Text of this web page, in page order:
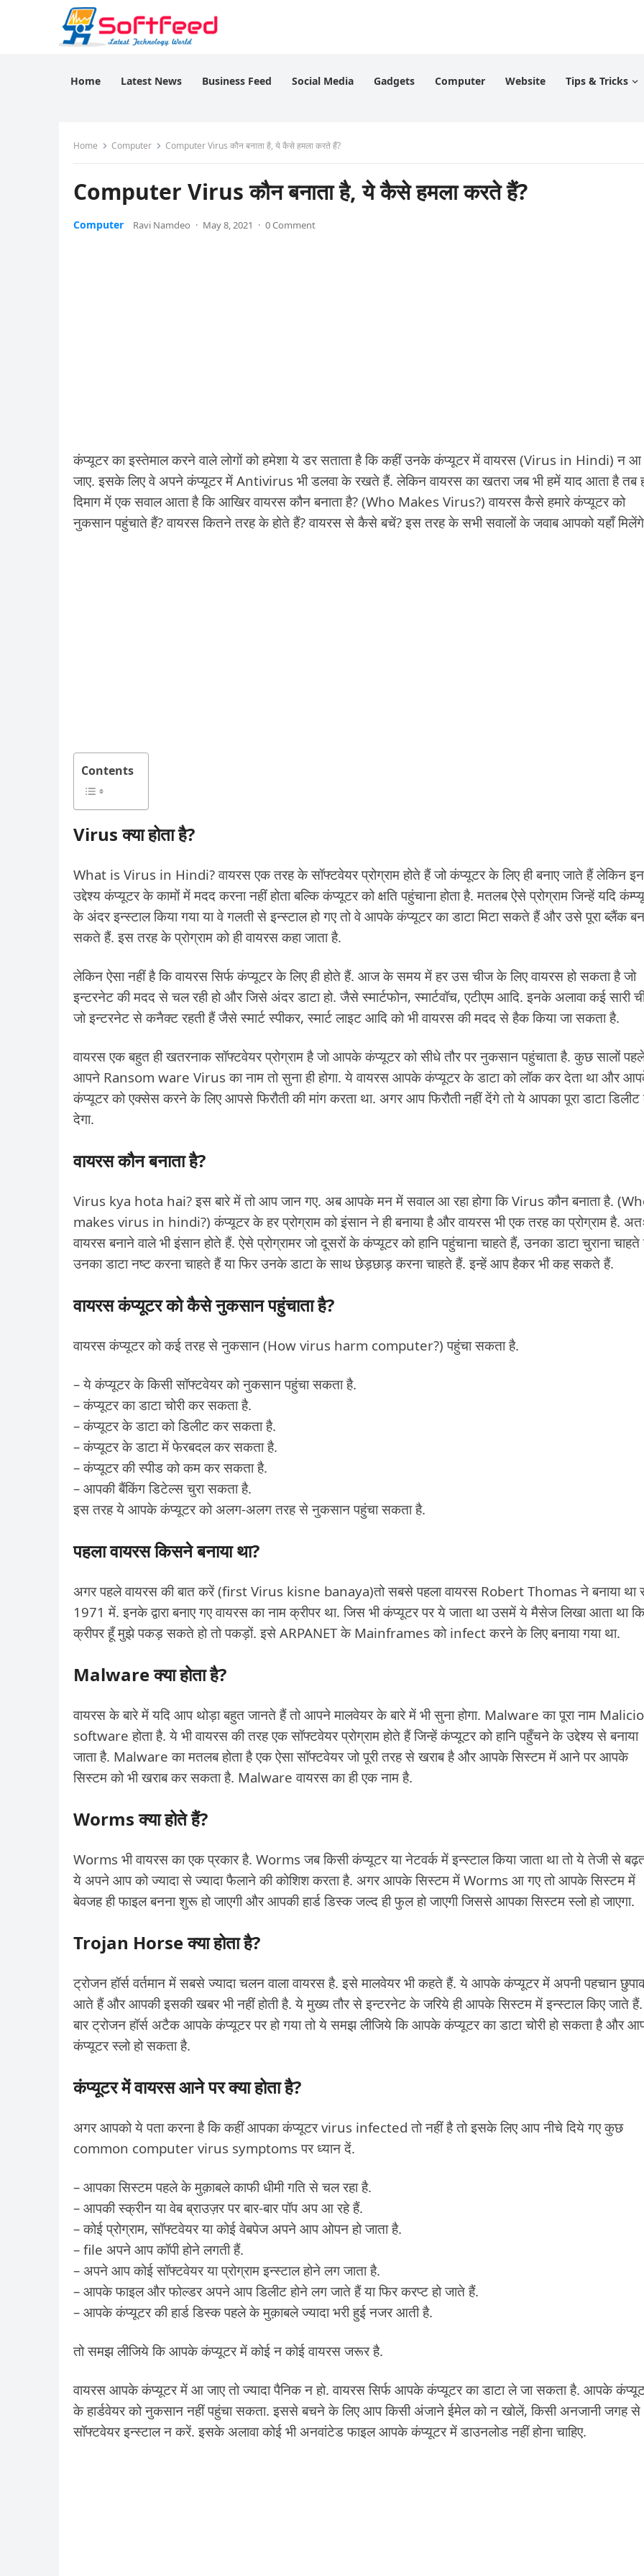
Home Latest News Business Feed Social Media Gadgets Computer Website Tips & Tricks
Home Computer Computer Virus कौन बनाता है, ये कैसे हमला करते हैं?
Computer Virus कौन बनाता है, ये कैसे हमला करते हैं?
Computer Ravi Namdeo · May 8, 2021 · 0 Comment
कंप्यूटर का इस्तेमाल करने वाले लोगों को हमेशा ये डर सताता है कि कहीं उनके कंप्यूटर में वायरस (Virus in Hindi) न आ
जाए. इसके लिए वे अपने कंप्यूटर में Antivirus भी डलवा के रखते हैं. लेकिन वायरस का खतरा जब भी हमें याद आता है तब
दिमाग में एक सवाल आता है कि आखिर वायरस कौन बनाता है? (Who Makes Virus?) वायरस कैसे हमारे कंप्यूटर को
नुकसान पहुंचाते हैं? वायरस कितने तरह के होते हैं? वायरस से कैसे बचें? इस तरह के सभी सवालों के जवाब आपको यहाँ
Contents
Virus क्या होता है?
What is Virus in Hindi? वायरस एक तरह के सॉफ्टवेयर प्रोग्राम होते हैं जो कंप्यूटर के लिए ही बनाए जाते हैं लेकिन
उद्देश्य कंप्यूटर के कामों में मदद करना नहीं होता बल्कि कंप्यूटर को क्षति पहुंचाना होता है. मतलब ऐसे प्रोग्राम जिन्हें यदि
के अंदर इन्स्टाल किया गया या वे गलती से इन्स्टाल हो गए तो वे आपके कंप्यूटर का डाटा मिटा सकते हैं और उसे पूरा ब्लैंक
सकते हैं. इस तरह के प्रोग्राम को ही वायरस कहा जाता है.
लेकिन ऐसा नहीं है कि वायरस सिर्फ कंप्यूटर के लिए ही होते हैं. आज के समय में हर उस चीज के लिए वायरस हो सकता है जो
इन्टरनेट की मदद से चल रही हो और जिसे अंदर डाटा हो. जैसे स्मार्टफोन, स्मार्टवॉच, एटीएम आदि. इनके अलावा कई सारी
जो इन्टरनेट से कनैक्ट रहती हैं जैसे स्मार्ट स्पीकर, स्मार्ट लाइट आदि को भी वायरस की मदद से हैक किया जा सकता है.
वायरस एक बहुत ही खतरनाक सॉफ्टवेयर प्रोग्राम है जो आपके कंप्यूटर को सीधे तौर पर नुकसान पहुंचाता है. कुछ सालों
आपने Ransom ware Virus का नाम तो सुना ही होगा. ये वायरस आपके कंप्यूटर के डाटा को लॉक कर देता था और
कंप्यूटर को एक्सेस करने के लिए आपसे फिरौती की मांग करता था. अगर आप फिरौती नहीं देंगे तो ये आपका पूरा डाटा
देगा.
वायरस कौन बनाता है?
Virus kya hota hai? इस बारे में तो आप जान गए. अब आपके मन में सवाल आ रहा होगा कि Virus कौन बनाता है.
makes virus in hindi?) कंप्यूटर के हर प्रोग्राम को इंसान ने ही बनाया है और वायरस भी एक तरह का प्रोग्राम है.
वायरस बनाने वाले भी इंसान होते हैं. ऐसे प्रोग्रामर जो दूसरों के कंप्यूटर को हानि पहुंचाना चाहते हैं, उनका डाटा चुराना चाहते
उनका डाटा नष्ट करना चाहते हैं या फिर उनके डाटा के साथ छेड़छाड़ करना चाहते हैं. इन्हें आप हैकर भी कह सकते हैं.
वायरस कंप्यूटर को कैसे नुकसान पहुंचाता है?
वायरस कंप्यूटर को कई तरह से नुकसान (How virus harm computer?) पहुंचा सकता है.
– ये कंप्यूटर के किसी सॉफ्टवेयर को नुकसान पहुंचा सकता है.
– कंप्यूटर का डाटा चोरी कर सकता है.
– कंप्यूटर के डाटा को डिलीट कर सकता है.
– कंप्यूटर के डाटा में फेरबदल कर सकता है.
– कंप्यूटर की स्पीड को कम कर सकता है.
– आपकी बैंकिंग डिटेल्स चुरा सकता है.
इस तरह ये आपके कंप्यूटर को अलग-अलग तरह से नुकसान पहुंचा सकता है.
पहला वायरस किसने बनाया था?
अगर पहले वायरस की बात करें (first Virus kisne banaya)तो सबसे पहला वायरस Robert Thomas ने बनाया था
1971 में. इनके द्वारा बनाए गए वायरस का नाम क्रीपर था. जिस भी कंप्यूटर पर ये जाता था उसमें ये मैसेज लिखा आता था
क्रीपर हूँ मुझे पकड़ सकते हो तो पकड़ों. इसे ARPANET के Mainframes को infect करने के लिए बनाया गया था.
Malware क्या होता है?
वायरस के बारे में यदि आप थोड़ा बहुत जानते हैं तो आपने मालवेयर के बारे में भी सुना होगा. Malware का पूरा नाम
software होता है. ये भी वायरस की तरह एक सॉफ्टवेयर प्रोग्राम होते हैं जिन्हें कंप्यूटर को हानि पहुँचने के उद्देश्य से बनाया
जाता है. Malware का मतलब होता है एक ऐसा सॉफ्टवेयर जो पूरी तरह से खराब है और आपके सिस्टम में आने पर आपके
सिस्टम को भी खराब कर सकता है. Malware वायरस का ही एक नाम है.
Worms क्या होते हैं?
Worms भी वायरस का एक प्रकार है. Worms जब किसी कंप्यूटर या नेटवर्क में इन्स्टाल किया जाता था तो ये तेजी से
ये अपने आप को ज्यादा से ज्यादा फैलाने की कोशिश करता है. अगर आपके सिस्टम में Worms आ गए तो आपके सिस्टम में
बेवजह ही फाइल बनना शुरू हो जाएगी और आपकी हार्ड डिस्क जल्द ही फुल हो जाएगी जिससे आपका सिस्टम स्लो हो जाएगा.
Trojan Horse क्या होता है?
ट्रोजन हॉर्स वर्तमान में सबसे ज्यादा चलन वाला वायरस है. इसे मालवेयर भी कहते हैं. ये आपके कंप्यूटर में अपनी पहचान
आते हैं और आपकी इसकी खबर भी नहीं होती है. ये मुख्य तौर से इन्टरनेट के जरिये ही आपके सिस्टम में इन्स्टाल किए जाते
बार ट्रोजन हॉर्स अटैक आपके कंप्यूटर पर हो गया तो ये समझ लीजिये कि आपके कंप्यूटर का डाटा चोरी हो सकता है और
कंप्यूटर स्लो हो सकता है.
कंप्यूटर में वायरस आने पर क्या होता है?
अगर आपको ये पता करना है कि कहीं आपका कंप्यूटर virus infected तो नहीं है तो इसके लिए आप नीचे दिये गए कुछ
common computer virus symptoms पर ध्यान दें.
– आपका सिस्टम पहले के मुक़ाबले काफी धीमी गति से चल रहा है.
– आपकी स्क्रीन या वेब ब्राउज़र पर बार-बार पॉप अप आ रहे हैं.
– कोई प्रोग्राम, सॉफ्टवेयर या कोई वेबपेज अपने आप ओपन हो जाता है.
– file अपने आप कॉपी होने लगती हैं.
– अपने आप कोई सॉफ्टवेयर या प्रोग्राम इन्स्टाल होने लग जाता है.
– आपके फाइल और फोल्डर अपने आप डिलीट होने लग जाते हैं या फिर करप्ट हो जाते हैं.
– आपके कंप्यूटर की हार्ड डिस्क पहले के मुक़ाबले ज्यादा भरी हुई नजर आती है.
तो समझ लीजिये कि आपके कंप्यूटर में कोई न कोई वायरस जरूर है.
वायरस आपके कंप्यूटर में आ जाए तो ज्यादा पैनिक न हो. वायरस सिर्फ आपके कंप्यूटर का डाटा ले जा सकता है. आपके
के हार्डवेयर को नुकसान नहीं पहुंचा सकता. इससे बचने के लिए आप किसी अंजाने ईमेल को न खोलें, किसी अनजानी जगह से
सॉफ्टवेयर इन्स्टाल न करें. इसके अलावा कोई भी अनवांटेड फाइल आपके कंप्यूटर में डाउनलोड नहीं होना चाहिए.